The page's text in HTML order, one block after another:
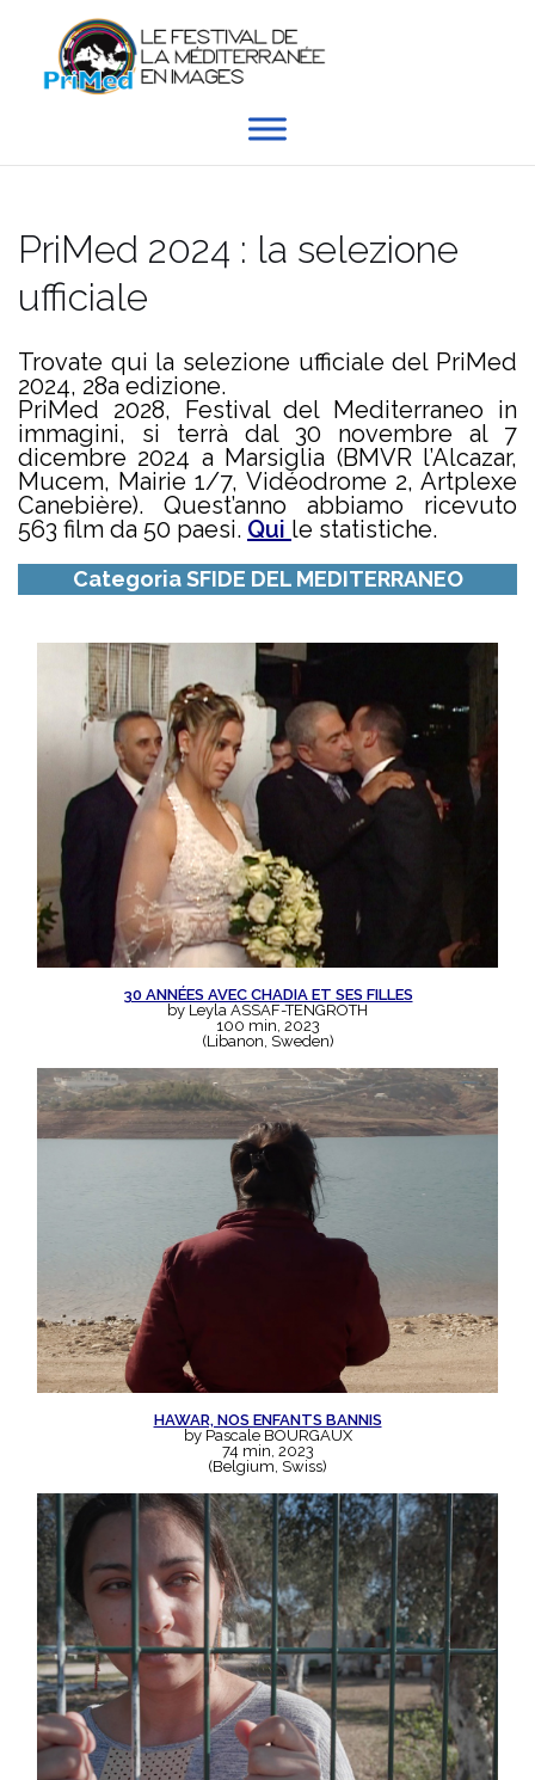
content
PriMed 2024 : la selezione
ufficiale
Trovate qui la selezione ufficiale del PriMed
2024, 28a edizione.
PriMed 2028, Festival del Mediterraneo in
immagini, si terrà dal 30 novembre al 7
dicembre 2024 a Marsiglia (BMVR l’Alcazar,
Mucem, Mairie 1/7, Vidéodrome 2, Artplexe
Canebière). Quest’anno abbiamo ricevuto
563 film da 50 paesi. Qui le statistiche.
Categoria SFIDE DEL MEDITERRANEO
30 ANNÉES AVEC CHADIA ET SES FILLES
by Leyla ASSAF-TENGROTH
100 min, 2023
(Libanon, Sweden)
HAWAR, NOS ENFANTS BANNIS
by Pascale BOURGAUX
74 min, 2023
(Belgium, Swiss)